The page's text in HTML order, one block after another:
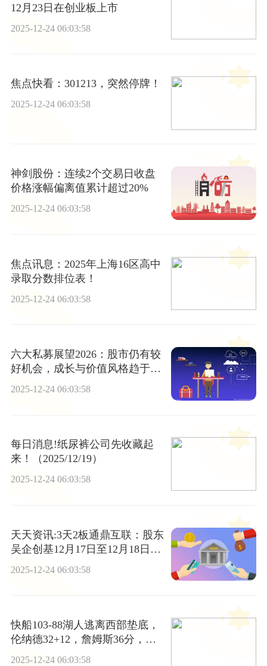
12月23日在创业板上市
2025-12-24 06:03:58
焦点快看：301213，突然停牌！
2025-12-24 06:03:58
神剑股份：连续2个交易日收盘
价格涨幅偏离值累计超过20%
2025-12-24 06:03:58
焦点讯息：2025年上海16区高中
录取分数排位表！
2025-12-24 06:03:58
六大私募展望2026：股市仍有较
好机会，成长与价值风格趋于均
衡
2025-12-24 06:03:58
每日消息!纸尿裤公司先收藏起
来！（2025/12/19）
2025-12-24 06:03:58
天天资讯:3天2板通鼎互联：股东
吴企创基12月17日至12月18日卖
2025-12-24 06:03:58
快船103-88湖人逃离西部垫底，
伦纳德32+12，詹姆斯36分，东
契奇伤退
2025-12-24 06:03:58